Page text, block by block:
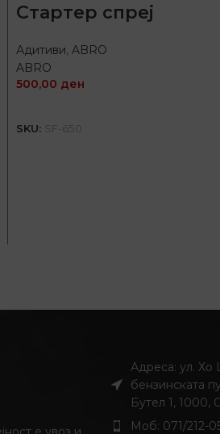
Стартер спреј
Адитиви, ABRO
ABRO
500,00 ден
SKU: SF-650
Адреса: ул.
бензинската
Бутел 1, 1000,
Моб: 071/212-